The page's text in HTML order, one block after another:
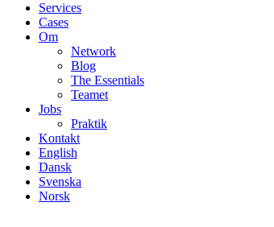
Services
Cases
Om
Network
Blog
The Essentials
Teamet
Jobs
Praktik
Kontakt
English
Dansk
Svenska
Norsk